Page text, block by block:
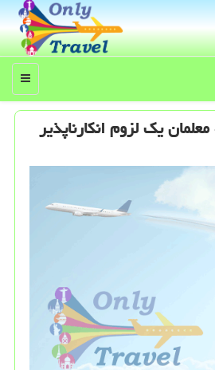
منو
یک لزوم انکارناپذیر